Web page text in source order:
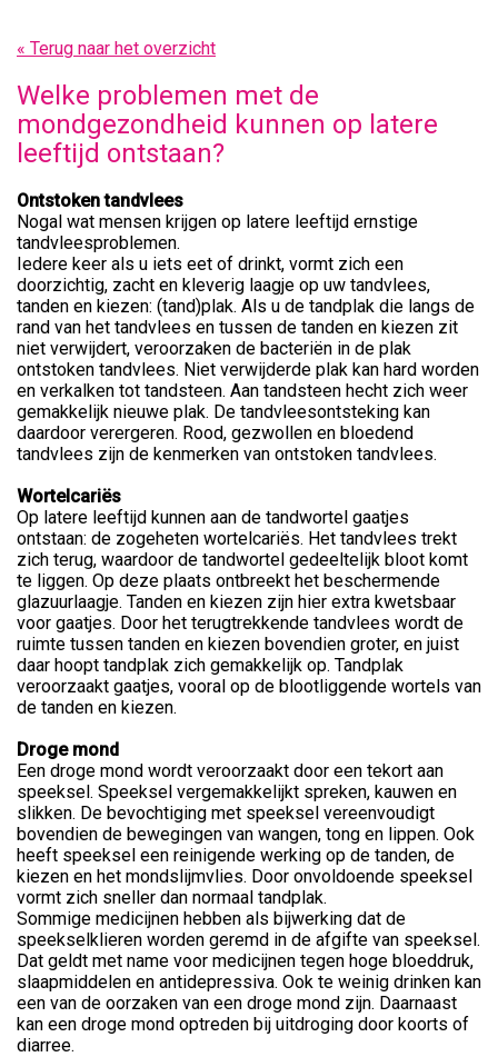
« Terug naar het overzicht
Welke problemen met de
mondgezondheid kunnen op latere
leeftijd ontstaan?
Ontstoken tandvlees
Nogal wat mensen krijgen op latere leeftijd ernstige
tandvleesproblemen.
Iedere keer als u iets eet of drinkt, vormt zich een
doorzichtig, zacht en kleverig laagje op uw tandvlees,
tanden en kiezen: (tand)plak. Als u de tandplak die langs de
rand van het tandvlees en tussen de tanden en kiezen zit
niet verwijdert, veroorzaken de bacteriën in de plak
ontstoken tandvlees. Niet verwijderde plak kan hard worden
en verkalken tot tandsteen. Aan tandsteen hecht zich weer
gemakkelijk nieuwe plak. De tandvleesontsteking kan
daardoor verergeren. Rood, gezwollen en bloedend
tandvlees zijn de kenmerken van ontstoken tandvlees.
Wortelcariës
Op latere leeftijd kunnen aan de tandwortel gaatjes
ontstaan: de zogeheten wortelcariës. Het tandvlees trekt
zich terug, waardoor de tandwortel gedeeltelijk bloot komt
te liggen. Op deze plaats ontbreekt het beschermende
glazuurlaagje. Tanden en kiezen zijn hier extra kwetsbaar
voor gaatjes. Door het terugtrekkende tandvlees wordt de
ruimte tussen tanden en kiezen bovendien groter, en juist
daar hoopt tandplak zich gemakkelijk op. Tandplak
veroorzaakt gaatjes, vooral op de blootliggende wortels van
de tanden en kiezen.
Droge mond
Een droge mond wordt veroorzaakt door een tekort aan
speeksel. Speeksel vergemakkelijkt spreken, kauwen en
slikken. De bevochtiging met speeksel vereenvoudigt
bovendien de bewegingen van wangen, tong en lippen. Ook
heeft speeksel een reinigende werking op de tanden, de
kiezen en het mondslijmvlies. Door onvoldoende speeksel
vormt zich sneller dan normaal tandplak.
Sommige medicijnen hebben als bijwerking dat de
speekselklieren worden geremd in de afgifte van speeksel.
Dat geldt met name voor medicijnen tegen hoge bloeddruk,
slaapmiddelen en antidepressiva. Ook te weinig drinken kan
een van de oorzaken van een droge mond zijn. Daarnaast
kan een droge mond optreden bij uitdroging door koorts of
diarree.